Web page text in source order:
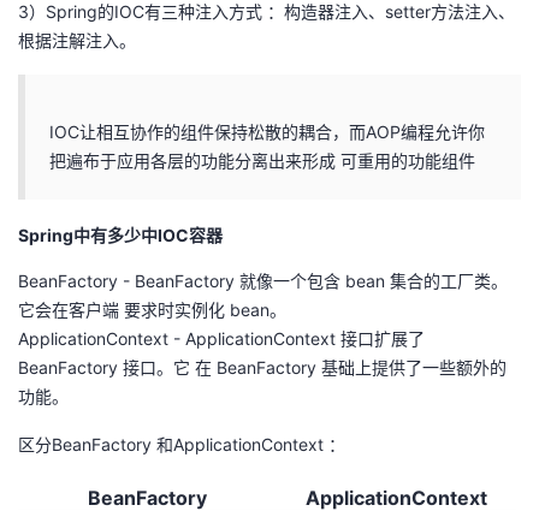
堂
证
实
验
的
收
藏
我
技
持
的
建
议
3）Spring的IOC有三种注入方式 ：构造器注入、setter方法注入、
根据注解注入。
IOC让相互协作的组件保持松散的耦合，而AOP编程允许你
把遍布于应用各层的功能分离出来形成 可重用的功能组件
Spring中有多少中IOC容器
BeanFactory - BeanFactory 就像一个包含 bean 集合的工厂类。
它会在客户端 要求时实例化 bean。
ApplicationContext - ApplicationContext 接口扩展了
BeanFactory 接口。它 在 BeanFactory 基础上提供了一些额外的
功能。
区分BeanFactory 和ApplicationContext ：
BeanFactory ApplicationContext